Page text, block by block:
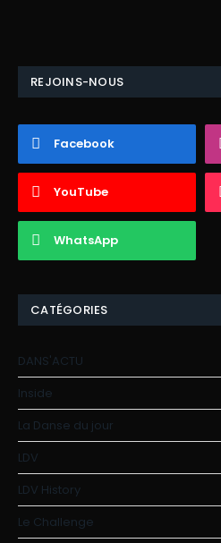
REJOINS-NOUS
Facebook
YouTube
WhatsApp
CATÉGORIES
DANS'ACTU
Inside
La Danse du jour
LDV
LDV History
Le Challenge